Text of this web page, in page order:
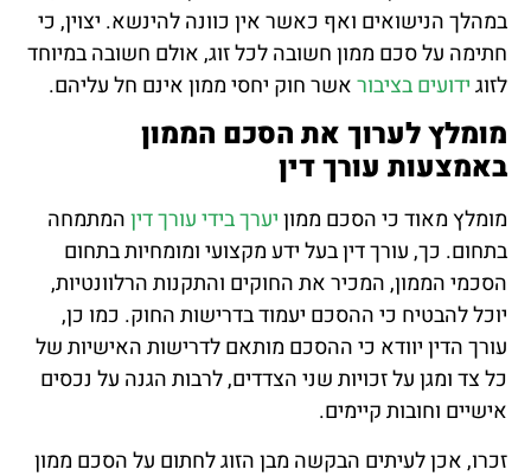
במהלך הנישואים ואף כאשר אין כוונה להינשא. יצוין, כי
חתימה על סכם ממון חשובה לכל זוג, אולם חשובה במיוחד
לזוגידועים בציבוראשר חוק יחסי ממון אינם חל עליהם.
מומלץ לערוך את הסכם הממון
באמצעות עורך דין
מומלץ מאוד כי הסכם ממוןיערך בידי עורך דיןהמתמחה
בתחום. כך, עורך דין בעל ידע מקצועי ומומחיות בתחום
הסכמי הממון, המכיר את החוקים והתקנות הרלוונטיות,
יוכל להבטיח כי ההסכם יעמוד בדרישות החוק. כמו כן,
עורך הדין יוודא כי ההסכם מותאם לדרישות האישיות של
כל צד ומגן על זכויות שני הצדדים, לרבות הגנה על נכסים
אישיים וחובות קיימים.
זכרו, אכן לעיתים הבקשה מבן הזוג לחתום על הסכם ממון